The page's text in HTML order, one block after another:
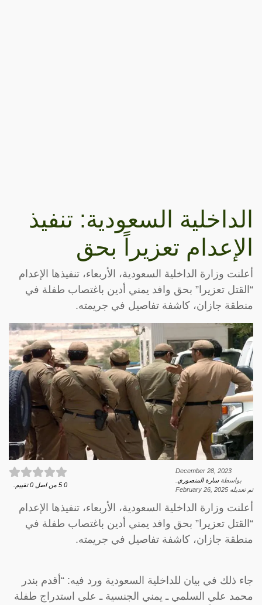
الداخلية السعودية: تنفيذ
الإعدام تعزيراً بحق
أعلنت وزارة الداخلية السعودية، الأربعاء، تنفيذها الإعدام
“القتل تعزيرا” بحق وافد يمني أدين باغتصاب طفلة في
منطقة جازان، كاشفة تفاصيل في جريمته.
December 28, 2023
بواسطةسارة المنصوري
تم تعديله February 26, 2025
0
5 من اصل 0 تقييم.
أعلنت وزارة الداخلية السعودية، الأربعاء، تنفيذها الإعدام
“القتل تعزيرا” بحق وافد يمني أدين باغتصاب طفلة في
منطقة جازان، كاشفة تفاصيل في جريمته.
جاء ذلك في بيان للداخلية السعودية ورد فيه: “أقدم بندر
محمد علي السلمي ـ يمني الجنسية ـ على استدراج طفلة